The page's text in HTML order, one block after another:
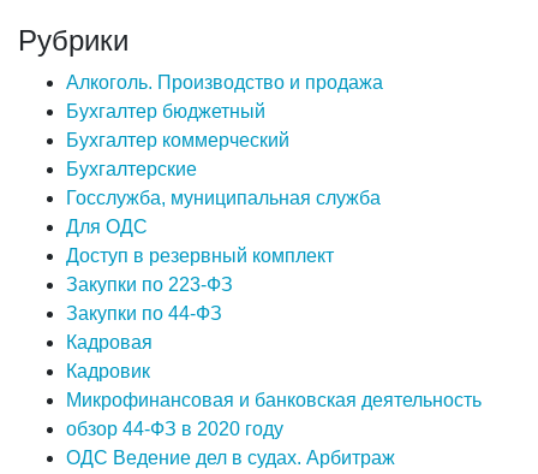
Рубрики
Алкоголь. Производство и продажа
Бухгалтер бюджетный
Бухгалтер коммерческий
Бухгалтерские
Госслужба, муниципальная служба
Для ОДС
Доступ в резервный комплект
Закупки по 223-ФЗ
Закупки по 44-ФЗ
Кадровая
Кадровик
Микрофинансовая и банковская деятельность
обзор 44-ФЗ в 2020 году
ОДС Ведение дел в судах. Арбитраж